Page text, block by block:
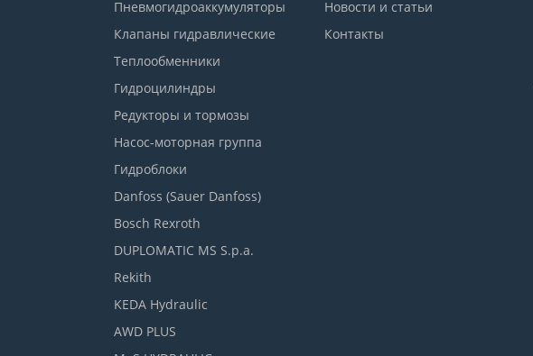
Пневмогидроаккумуляторы
Клапаны гидравлические
Теплообменники
Гидроцилиндры
Редукторы и тормозы
Насос-моторная группа
Гидроблоки
Danfoss (Sauer Danfoss)
Bosch Rexroth
DUPLOMATIC MS S.p.a.
Rekith
KEDA Hydraulic
AWD PLUS
Новости и статьи
Контакты